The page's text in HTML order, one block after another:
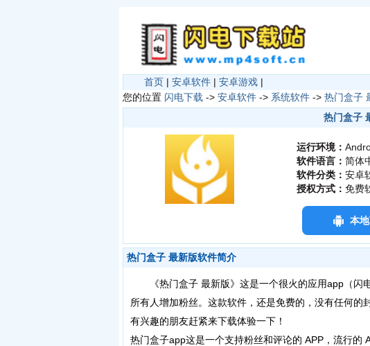
首页 | 安卓软件 | 安卓游戏 |
您的位置 闪电下载 -> 安卓软件 -> 系统软件 -> 热门盒子
热门盒子
运行环境：
软件语言： 简体
软件分类： 安卓
授权方式： 免费
本
热门盒子 最新版软件简介
《热门盒子 最新版》这是一个很火的应用app（闪
所有人增加粉丝。这款软件，还是免费的，没有任何的
有兴趣的朋友赶紧来下载体验一下！
热门盒子app这是一个支持粉丝和评论的 APP，流行的